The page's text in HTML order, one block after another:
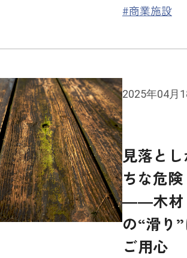
#商業施設
2025年04月
見落と
ちな危険
――木材
の“滑り
ご用心